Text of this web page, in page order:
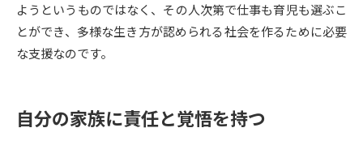
志望校・出願校を調べる
ようというものではなく、その人次第で仕事も育児も選ぶこ
とができ、多様な生き方が認められる社会を作るために必要
な支援なのです。
自分の家族に責任と覚悟を持つ